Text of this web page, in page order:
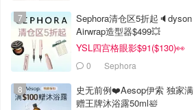
Sephora清仓区5折起🔈dyson
Airwrap造型器$499💥
YSL四宫格眼影$91($130)👀
0 Sephora
史无前例❤️Aesop伊索 独家满
赠王牌沐浴露50ml🛀